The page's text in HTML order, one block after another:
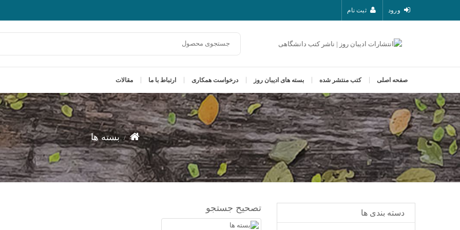
ورود ثبت نام
صفحه اصلی کتب منتشر شده بسته های ادیبان روز درخواست همکاری ارتباط با ما مقالات
بسته ها
دسته بندی ها تصحیح جستجو